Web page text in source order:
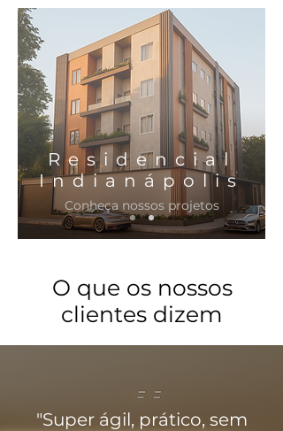
Residencial
Indianápolis
Conheça nossos projetos
O que os nossos
clientes dizem
"Super ágil, prático, sem